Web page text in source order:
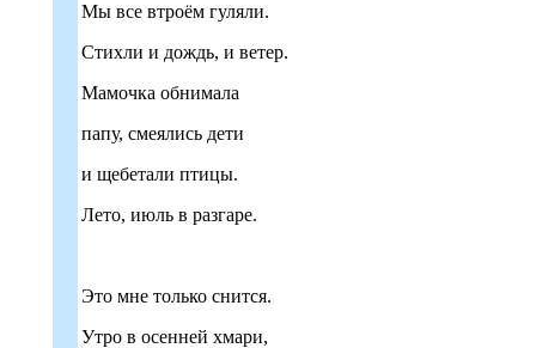
Мы все втроём гуляли.
Стихли и дождь, и ветер.
Мамочка обнимала
папу, смеялись дети
и щебетали птицы.
Лето, июль в разгаре.
Это мне только снится.
Утро в осенней хмари,